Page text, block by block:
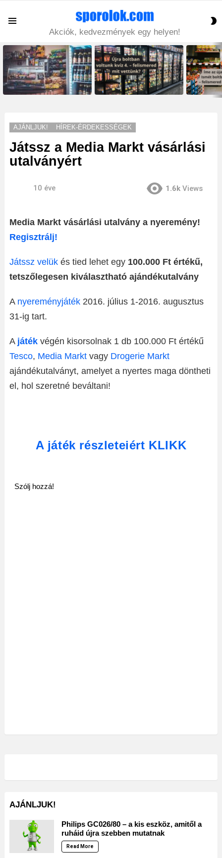
Akciók, kedvezmények egy helyen!
LATEST
STORIES
AJÁNLJUK! HÍREK-ÉRDEKESSÉGEK
Játssz a Media Markt vásárlási
utalványért
10 éve 1.6k Views
Media Markt vásárlási utalvány a nyeremény!
Regisztrálj!
Játssz velük és tied lehet egy 100.000 Ft értékű,
tetszőlegesen kiválasztható ajándékutalvány
Anyereményjáték 2016. július 1-2016. augusztus
31-ig tart.
A játék végén kisorsolnak 1 db 100.000 Ft értékű
Tesco, Media Markt vagy Drogerie Markt
ajándékutalványt, amelyet a nyertes maga döntheti
el, hol szeretné beváltani!
A játék részleteiért KLIKK
Szólj hozzá!
AJÁNLJUK!
Philips GC026/80 – a kis eszköz, amitől a
ruháid újra szebben mutatnak
Read More